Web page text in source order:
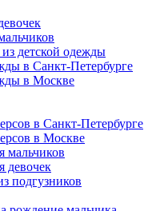
детской одежды
в Санкт-Петербурге
в Москве
в Санкт-Петербурге
в Москве
мальчиков
девочек
подгузников